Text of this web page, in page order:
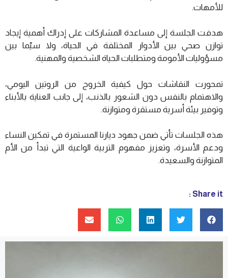
للأمهات.
هدفت الجلسة إلى مساعدة المشاركات على إدراك أهمية إيجاد
توازن صحي بين الأدوار المختلفة في الحياة، ولا سيّما بين
مسؤوليات الأمومة ومتطلبات الحياة الشخصية والمهنية.
تمحورت النقاشات حول كيفية الخروج من الروتين اليومي،
والاهتمام بالنفس دون الشعور بالذنب، إلى جانب العناية بالأبناء
وتوفير بيئة أسرية مستقرة ومتوازنة.
هذه الجلسات تأتي ضمن جهود ديارنا المستمرة في تمكين النساء
ودعم الأسرة، وتعزيز مفهوم التربية الواعية التي تبدأ من الأم
المتوازنة والسعيدة.
Share it :